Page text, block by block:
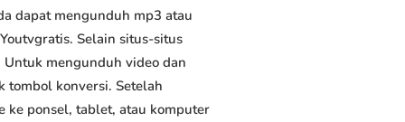
dapat mengunduh mp3 atau
Selain situs-situs
mengunduh video dan
tombol konversi. Setelah
ke ponsel, tablet, atau komputer